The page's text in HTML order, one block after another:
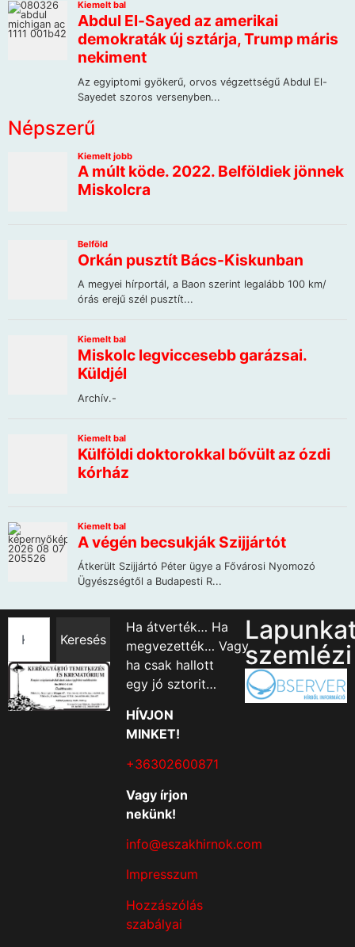
Népszerű
Keresés
Ha átverték… Ha
megvezették… Vagy
ha csak hallott
egy jó sztorit…
HÍVJON
MINKET!
+36302600871
Vagy írjon
nekünk!
info@eszakhirnok.com
Impresszum
Hozzászólás
szabályai
szemlézi